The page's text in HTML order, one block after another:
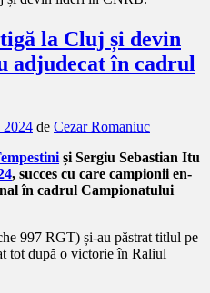
la Cluj și devin
adjudecat în cadrul
2024 de Cezar Romaniuc
și Sergiu Sebastian Itu
, succes cu care campionii en-
în cadrul Campionatului
997 RGT) și-au păstrat titlul pe
tot după o victorie în Raliul